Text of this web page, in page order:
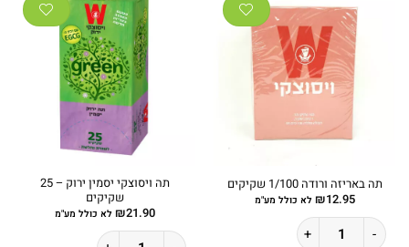
תה באריזה ורודה 1/100 שקיקים
₪12.95 לא כולל מע"מ
כמות של תה באריזה ורודה 1/100 שקיקים
תה ויסוצקי יסמין ירוק – 25
שקיקים
₪21.90 לא כולל מע"מ
כמות של תה ויסוצקי יסמין ירוק - 25 שקיקים